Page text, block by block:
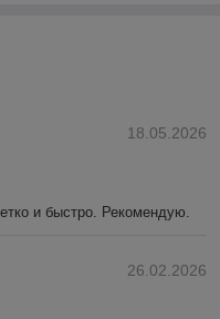
18.05.2026
и быстро. Рекомендую.
26.02.2026